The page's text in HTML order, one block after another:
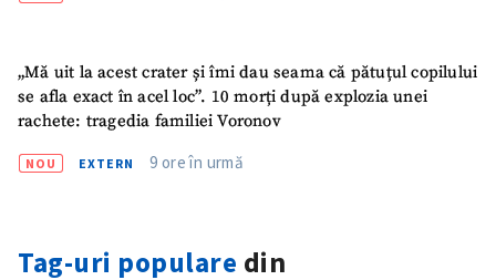
„Mă uit la acest crater și îmi dau seama că pătuțul copilului
se afla exact în acel loc”. 10 morți după explozia unei
rachete: tragedia familiei Voronov
NOU EXTERN 9 ore în urmă
Tag-uri populare din